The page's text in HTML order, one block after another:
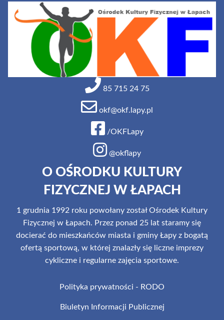
85 715 24 75
okf@okf.lapy.pl
/OKFLapy
@okflapy
O OŚRODKU KULTURY
FIZYCZNEJ W ŁAPACH
1 grudnia 1992 roku powołany został Ośrodek Kultury
Fizycznej w Łapach. Przez ponad 25 lat staramy się
docierać do mieszkańców miasta i gminy Łapy z bogatą
ofertą sportową, w której znalazły się liczne imprezy
cykliczne i regularne zajęcia sportowe.
Polityka prywatności - RODO
Biuletyn Informacji Publicznej